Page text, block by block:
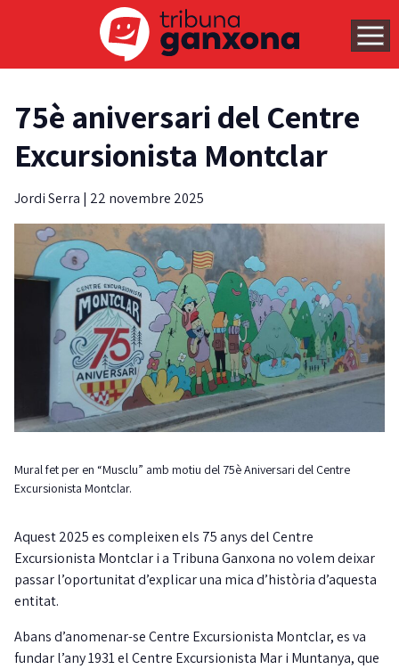
75è aniversari del Centre
Excursionista Montclar
Jordi Serra | 22 novembre 2025
Mural fet per en “Musclu” amb motiu del 75è Aniversari del Centre
Excursionista Montclar.
Aquest 2025 es compleixen els 75 anys del Centre
Excursionista Montclar i a Tribuna Ganxona no volem deixar
passar l’oportunitat d’explicar una mica d’història d’aquesta
entitat.
Abans d’anomenar-se Centre Excursionista Montclar, es va
fundar l’any 1931 el Centre Excursionista Mar i Muntanya, que